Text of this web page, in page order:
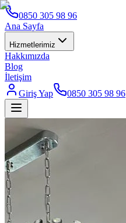
0850 305 98 96
Ana Sayfa
Hizmetlerimiz
Hakkımızda
Blog
İletişim
Giriş Yap
0850 305 98 96